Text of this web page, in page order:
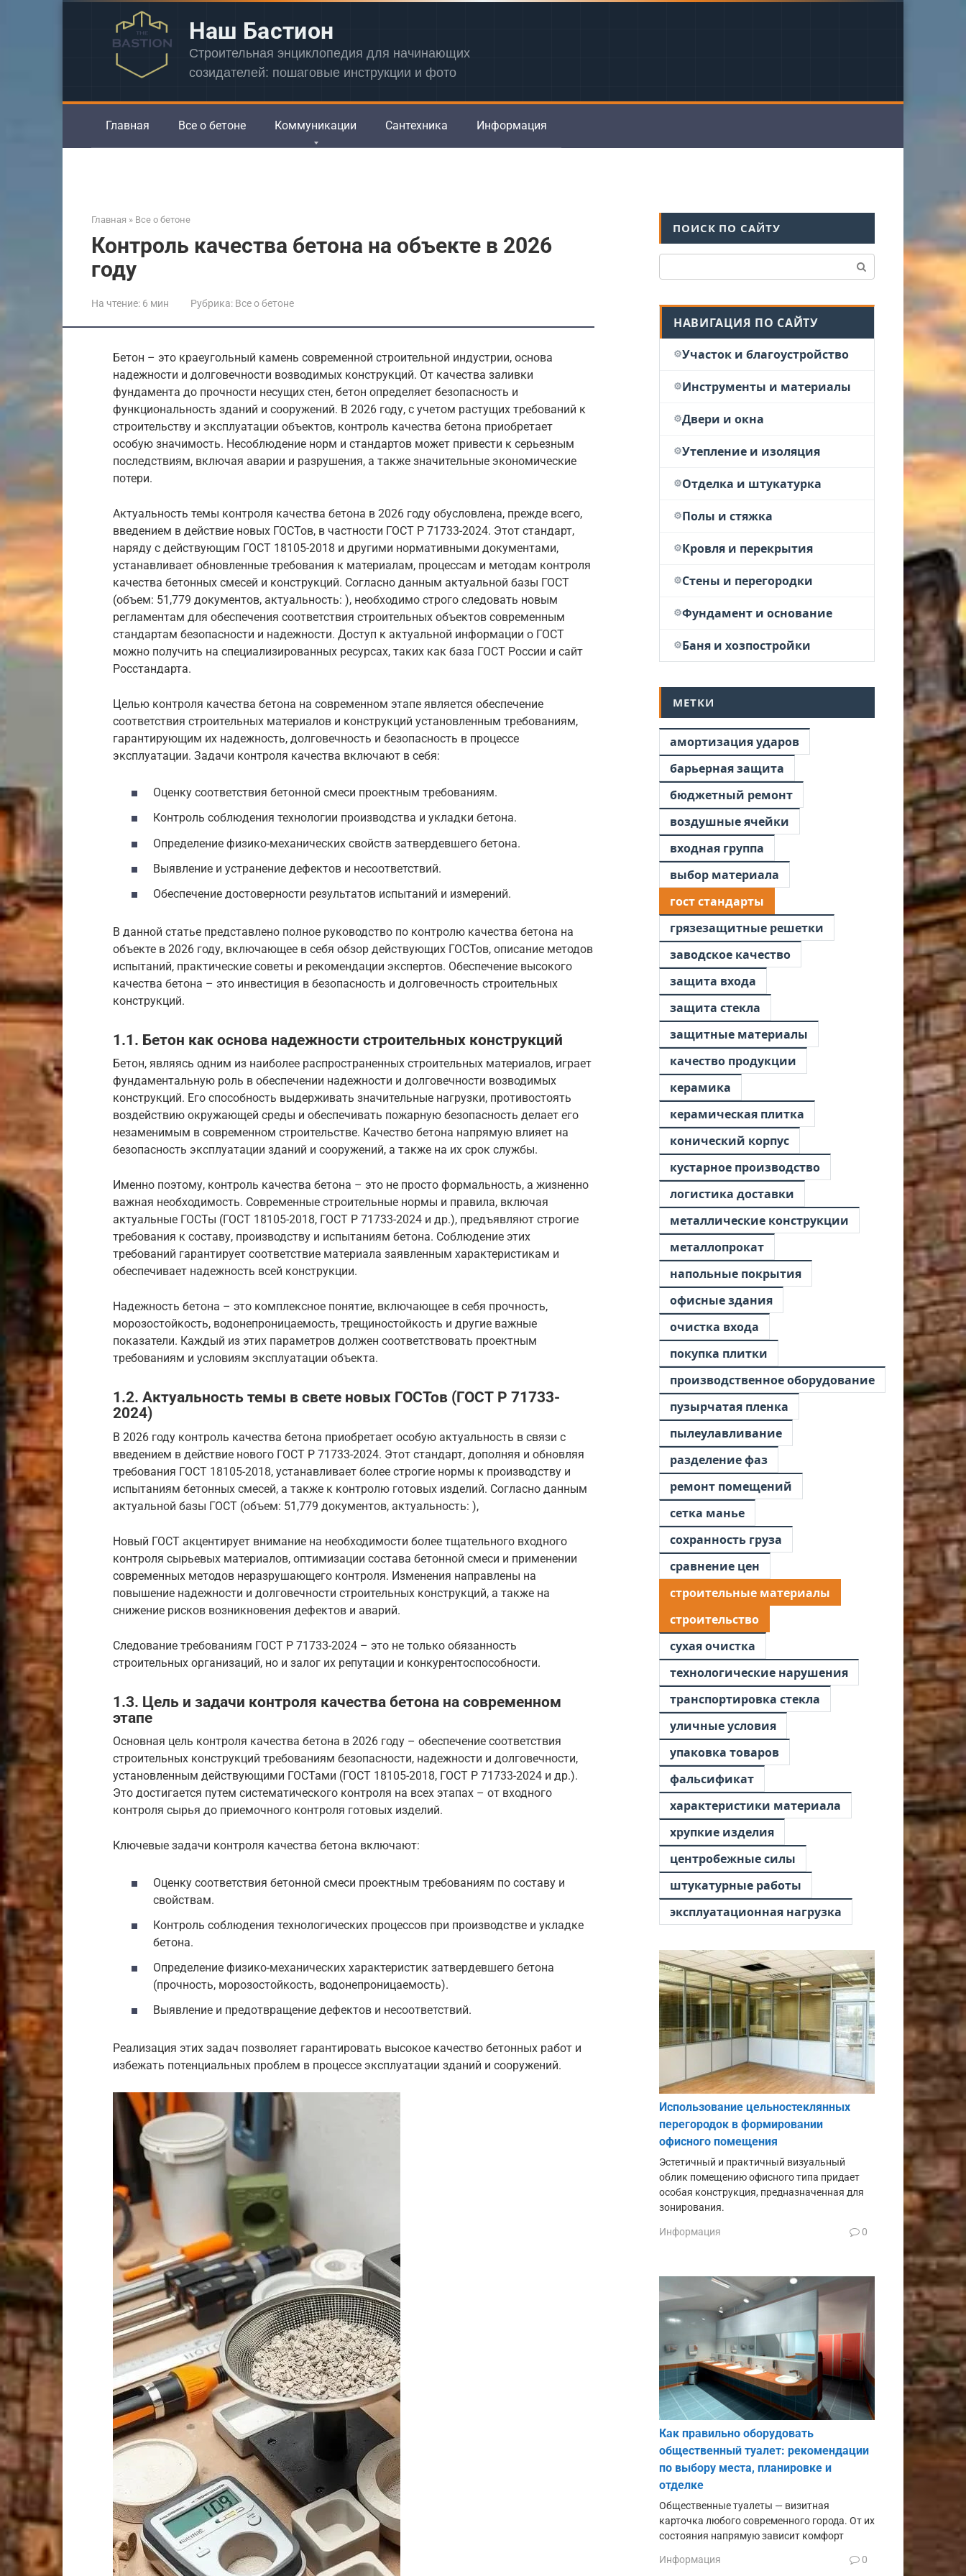
Наш Бастион
Строительная энциклопедия для начинающих
созидателей: пошаговые инструкции и фото
Главная Все о бетоне Коммуникации Сантехника Информация
Главная » Все о бетоне
Контроль качества бетона на объекте в 2026
году
На чтение: 6 мин Рубрика: Все о бетоне
Бетон – это краеугольный камень современной строительной индустрии, основа
надежности и долговечности возводимых конструкций. От качества заливки
фундамента до прочности несущих стен, бетон определяет безопасность и
функциональность зданий и сооружений. В 2026 году, с учетом растущих требований к
строительству и эксплуатации объектов, контроль качества бетона приобретает
особую значимость. Несоблюдение норм и стандартов может привести к серьезным
последствиям, включая аварии и разрушения, а также значительные экономические
потери.
Актуальность темы контроля качества бетона в 2026 году обусловлена, прежде всего,
введением в действие новых ГОСТов, в частности ГОСТ Р 71733-2024. Этот стандарт,
наряду с действующим ГОСТ 18105-2018 и другими нормативными документами,
устанавливает обновленные требования к материалам, процессам и методам контроля
качества бетонных смесей и конструкций. Согласно данным актуальной базы ГОСТ
(объем: 51,779 документов, актуальность: ), необходимо строго следовать новым
регламентам для обеспечения соответствия строительных объектов современным
стандартам безопасности и надежности. Доступ к актуальной информации о ГОСТ
можно получить на специализированных ресурсах, таких как база ГОСТ России и сайт
Росстандарта.
Целью контроля качества бетона на современном этапе является обеспечение
соответствия строительных материалов и конструкций установленным требованиям,
гарантирующим их надежность, долговечность и безопасность в процессе
эксплуатации. Задачи контроля качества включают в себя:
Оценку соответствия бетонной смеси проектным требованиям.
Контроль соблюдения технологии производства и укладки бетона.
Определение физико-механических свойств затвердевшего бетона.
Выявление и устранение дефектов и несоответствий.
Обеспечение достоверности результатов испытаний и измерений.
В данной статье представлено полное руководство по контролю качества бетона на
объекте в 2026 году, включающее в себя обзор действующих ГОСТов, описание методов
испытаний, практические советы и рекомендации экспертов. Обеспечение высокого
качества бетона – это инвестиция в безопасность и долговечность строительных
конструкций.
1.1. Бетон как основа надежности строительных конструкций
Бетон, являясь одним из наиболее распространенных строительных материалов, играет
фундаментальную роль в обеспечении надежности и долговечности возводимых
конструкций. Его способность выдерживать значительные нагрузки, противостоять
воздействию окружающей среды и обеспечивать пожарную безопасность делает его
незаменимым в современном строительстве. Качество бетона напрямую влияет на
безопасность эксплуатации зданий и сооружений, а также на их срок службы.
Именно поэтому, контроль качества бетона – это не просто формальность, а жизненно
важная необходимость. Современные строительные нормы и правила, включая
актуальные ГОСТы (ГОСТ 18105-2018, ГОСТ Р 71733-2024 и др.), предъявляют строгие
требования к составу, производству и испытаниям бетона. Соблюдение этих
требований гарантирует соответствие материала заявленным характеристикам и
обеспечивает надежность всей конструкции.
Надежность бетона – это комплексное понятие, включающее в себя прочность,
морозостойкость, водонепроницаемость, трещиностойкость и другие важные
показатели. Каждый из этих параметров должен соответствовать проектным
требованиям и условиям эксплуатации объекта.
1.2. Актуальность темы в свете новых ГОСТов (ГОСТ Р 71733-
2024)
В 2026 году контроль качества бетона приобретает особую актуальность в связи с
введением в действие нового ГОСТ Р 71733-2024. Этот стандарт, дополняя и обновляя
требования ГОСТ 18105-2018, устанавливает более строгие нормы к производству и
испытаниям бетонных смесей, а также к контролю готовых изделий. Согласно данным
актуальной базы ГОСТ (объем: 51,779 документов, актуальность: ),
Новый ГОСТ акцентирует внимание на необходимости более тщательного входного
контроля сырьевых материалов, оптимизации состава бетонной смеси и применении
современных методов неразрушающего контроля. Изменения направлены на
повышение надежности и долговечности строительных конструкций, а также на
снижение рисков возникновения дефектов и аварий.
Следование требованиям ГОСТ Р 71733-2024 – это не только обязанность
строительных организаций, но и залог их репутации и конкурентоспособности.
1.3. Цель и задачи контроля качества бетона на современном
этапе
Основная цель контроля качества бетона в 2026 году – обеспечение соответствия
строительных конструкций требованиям безопасности, надежности и долговечности,
установленным действующими ГОСТами (ГОСТ 18105-2018, ГОСТ Р 71733-2024 и др.).
Это достигается путем систематического контроля на всех этапах – от входного
контроля сырья до приемочного контроля готовых изделий.
Ключевые задачи контроля качества бетона включают:
Оценку соответствия бетонной смеси проектным требованиям по составу и
свойствам.
Контроль соблюдения технологических процессов при производстве и укладке
бетона.
Определение физико-механических характеристик затвердевшего бетона
(прочность, морозостойкость, водонепроницаемость).
Выявление и предотвращение дефектов и несоответствий.
Реализация этих задач позволяет гарантировать высокое качество бетонных работ и
избежать потенциальных проблем в процессе эксплуатации зданий и сооружений.
ПОИСК ПО САЙТУ
НАВИГАЦИЯ ПО САЙТУ
Участок и благоустройство
Инструменты и материалы
Двери и окна
Утепление и изоляция
Отделка и штукатурка
Полы и стяжка
Кровля и перекрытия
Стены и перегородки
Фундамент и основание
Баня и хозпостройки
МЕТКИ
амортизация ударов
барьерная защита
бюджетный ремонт
воздушные ячейки
входная группа
выбор материала
гост стандарты
грязезащитные решетки
заводское качество
защита входа
защита стекла
защитные материалы
качество продукции
керамика
керамическая плитка
конический корпус
кустарное производство
логистика доставки
металлические конструкции
металлопрокат
напольные покрытия
офисные здания
очистка входа
покупка плитки
производственное оборудование
пузырчатая пленка
пылеулавливание
разделение фаз
ремонт помещений
сетка манье
сохранность груза
сравнение цен
строительные материалы
строительство
сухая очистка
технологические нарушения
транспортировка стекла
уличные условия
упаковка товаров
фальсификат
характеристики материала
хрупкие изделия
центробежные силы
штукатурные работы
эксплуатационная нагрузка
Использование цельностеклянных
перегородок в формировании
офисного помещения
Эстетичный и практичный визуальный
облик помещению офисного типа придает
особая конструкция, предназначенная для
зонирования.
Информация 0
Как правильно оборудовать
общественный туалет: рекомендации
по выбору места, планировке и
отделке
Общественные туалеты — визитная
карточка любого современного города. От их
состояния напрямую зависит комфорт
Информация 0